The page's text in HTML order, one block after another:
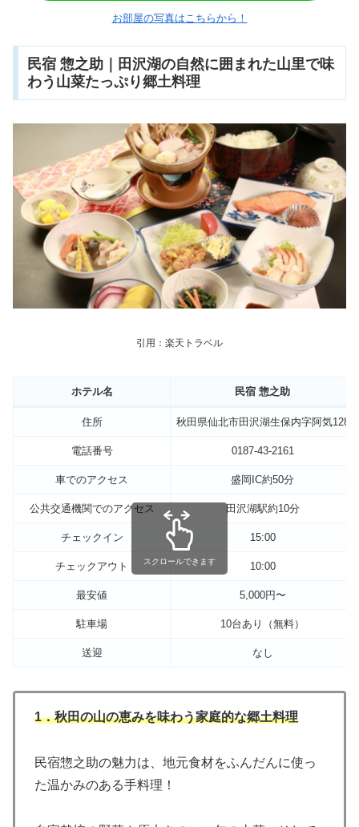
お部屋の写真はこちらから！
民宿 惣之助｜田沢湖の自然に囲まれた山里で味
わう山菜たっぷり郷土料理
引用：楽天トラベル
ホテル名 民宿 惣之助
住所 秋田県仙北市田沢湖生保内字阿気128
電話番号 0187-43-2161
車でのアクセス 盛岡IC約50分
公共交通機関でのアクセス 田沢湖駅約10分
チェックイン 15:00
チェックアウト 10:00
最安値 5,000円〜
駐車場 10台あり（無料）
送迎 なし
スクロールできます
1．秋田の山の恵みを味わう家庭的な郷土料理
民宿惣之助の魅力は、地元食材をふんだんに使っ
た温かみのある手料理！